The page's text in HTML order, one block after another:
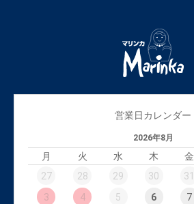
営業日カレンダー
2026年8月
月 火 水 木 金
27
28 29 30 31
3
4 5 6 7